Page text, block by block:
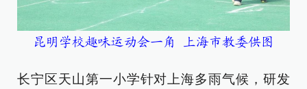
昆明学校趣味运动会一角 上海市教委供图
长宁区天山第一小学针对上海多雨气候，研发